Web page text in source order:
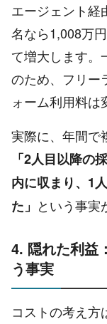
エージェント経
名なら1,008万
て増大します。
のため、フリー
ォーム利用料は
実際に、年間で
「2人目以降の
内に収まり、1
た」 という事実
4. 隠れた利益
う事実
コストの考え方